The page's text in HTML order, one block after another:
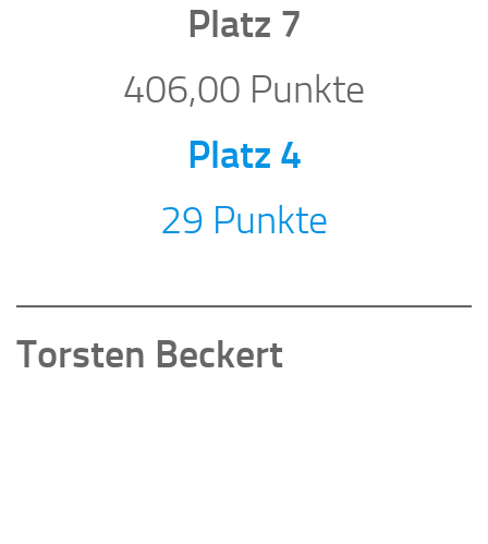
Platz 7
406,00 Punkte
Platz 4
29 Punkte
Torsten Beckert